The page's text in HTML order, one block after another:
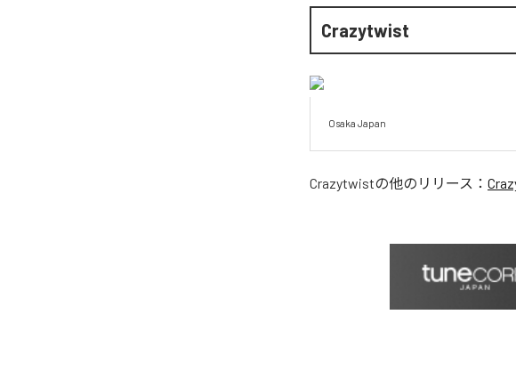
Crazytwist
Osaka Japan
Crazytwistの他のリリース：